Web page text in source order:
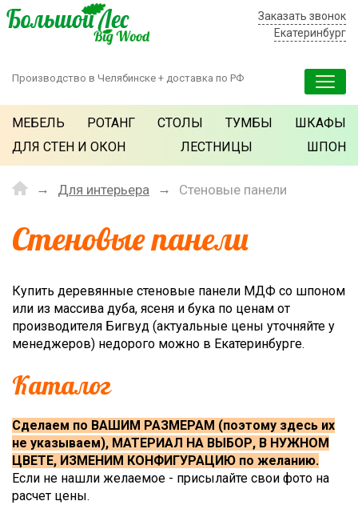
Производство в Челябинске + доставка по РФ
Заказать звонок
Екатеринбург
МЕБЕЛЬ РОТАНГ СТОЛЫ ТУМБЫ
ШКАФЫ
ДЛЯ СТЕН И ОКОН
ЛЕСТНИЦЫ ШПОН
Для интерьера Стеновые панели
Стеновые панели
Купить деревянные стеновые панели МДФ со шпоном
или из массива дуба, ясеня и бука по ценам от
производителя Бигвуд (актуальные цены уточняйте у
менеджеров) недорого можно в Екатеринбурге.
Каталог
Сделаем по ВАШИМ РАЗМЕРАМ (поэтому здесь их
не указываем), МАТЕРИАЛ НА ВЫБОР, В НУЖНОМ
ЦВЕТЕ, ИЗМЕНИМ КОНФИГУРАЦИЮ по желанию.
Если не нашли желаемое - присылайте свои фото на
расчет цены.